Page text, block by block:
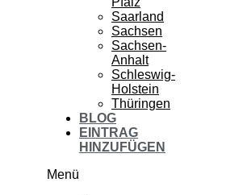
Saarland
Sachsen
Sachsen-
Anhalt
Schleswig-
Holstein
Thüringen
BLOG
EINTRAG
HINZUFÜGEN
Menü